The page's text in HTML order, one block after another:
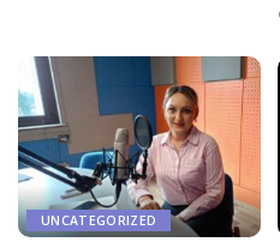
UNCATEGORIZED